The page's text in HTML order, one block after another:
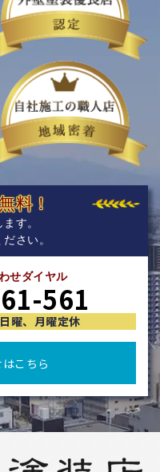
料！
す。
さい。
せダイヤル
561
曜、月曜定休
こちら